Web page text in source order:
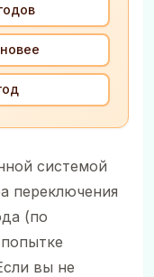
системой
переключения
(по
вы не